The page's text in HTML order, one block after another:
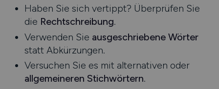
Rheinland-Pfalz
Saarland
Sachsen
Sachsen-Anhalt
Schleswig-Holstein
Thüringen
Haben Sie sich vertippt? Überprüfen Sie
die Rechtschreibung.
Verwenden Sie ausgeschriebene Wörter
statt Abkürzungen.
Versuchen Sie es mit alternativen oder
allgemeineren Stichwörtern.